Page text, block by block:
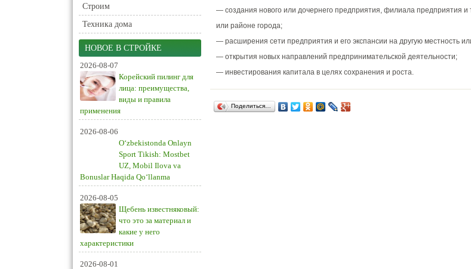
Строим
Техника дома
НОВОЕ В СТРОЙКЕ
2026-08-07
Корейский пилинг для
лица: преимущества,
виды и правила
применения
2026-08-06
O‘zbekistonda Onlayn
Sport Tikish: Mostbet
UZ, Mobil Ilova va
Bonuslar Haqida Qo‘llanma
2026-08-05
Щебень известняковый:
что это за материал и
какие у него
характеристики
2026-08-01
— создания нового или дочернего предприятия, филиала предприятия и
или районе города;
— расширения сети предприятия и его экспансии на другую местность
— открытия новых направлений предпринимательской деятельности;
— инвестирования капитала в целях сохранения и роста.
Поделиться…